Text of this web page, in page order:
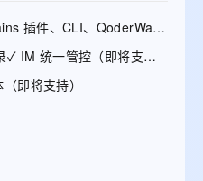
适用于：Desktop、JetBrains 插件、CLI、QoderWake、Mobile
支持 SAML/OIDC 单点登录✓ IM 统一管控（即将支持）
即将支持）